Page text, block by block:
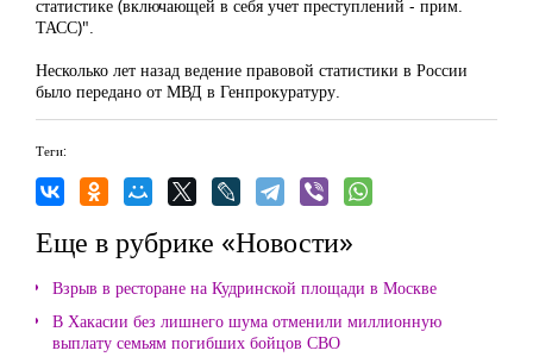
статистике (включающей в себя учет преступлений - прим.
ТАСС)".
Несколько лет назад ведение правовой статистики в России
было передано от МВД в Генпрокуратуру.
Теги:
Еще в рубрике «Новости»
Взрыв в ресторане на Кудринской площади в Москве
В Хакасии без лишнего шума отменили миллионную
выплату семьям погибших бойцов СВО